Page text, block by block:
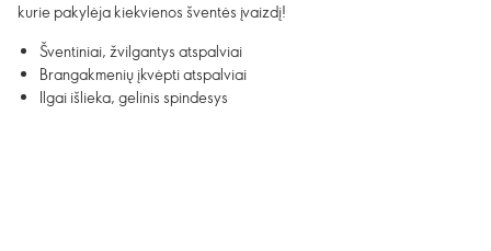
kurie pakylėja kiekvienos šventės įvaizdį!
Šventiniai, žvilgantys atspalviai
Brangakmenių įkvėpti atspalviai
Ilgai išlieka, gelinis spindesys